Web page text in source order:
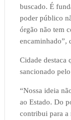
buscado. É
poder público
órgão não tem
encaminhado”,
Cidade destaca
sancionado
“Nossa ideia
ao Estado. Do
contribui para a